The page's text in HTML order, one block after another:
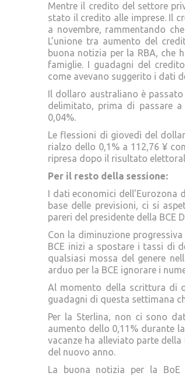
Mentre il credito del settore
stato il credito alle imprese. Il
a novembre, rammentando
L’unione tra aumento del
buona notizia per la RBA, che
famiglie. I guadagni del
come avevano suggerito i dati
Il dollaro australiano è
delimitato, prima di passare
0,04%.
Le flessioni di giovedì del
rialzo dello 0,1% a 112,76 ¥
ripresa dopo il risultato
Per il resto della sessione:
I dati economici
base delle previsioni, ci si
pareri del presidente della BCE
Con la diminuzione
BCE inizi a spostare i tassi di
qualsiasi mossa del genere
arduo per la BCE ignorare i
Al momento della scrittura di
guadagni di questa settimana
Per la Sterlina, non ci sono
aumento dello 0,11% durante
vacanze ha alleviato parte
del nuovo anno.
La buona notizia per la